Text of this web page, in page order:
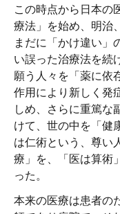
この時点から日本の
療法」を始め、明治
まだに「かけ違い」
い誤った治療法を続
願う人々を「薬に依
作用により新しく発
しめ、さらに重篤な
けて、世の中を「健
は仁術という、尊い
療」を、「医は算術
った。
本来の医療は患者の